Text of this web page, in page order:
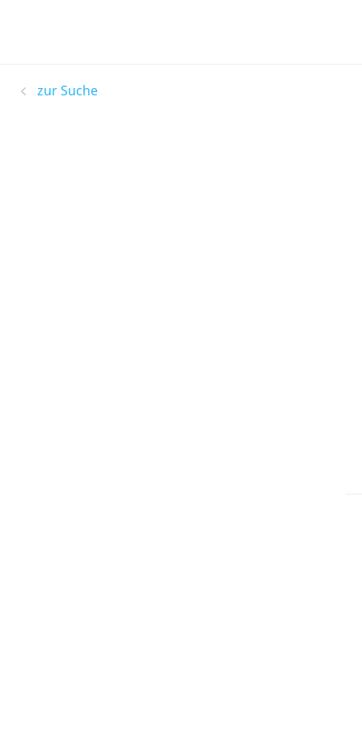
zur Suche